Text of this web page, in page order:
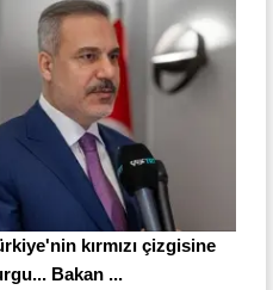
kırmızı çizgisine
Bakan ...